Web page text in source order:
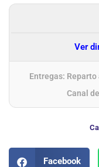
Ver
Entregas:
Canal
Facebook